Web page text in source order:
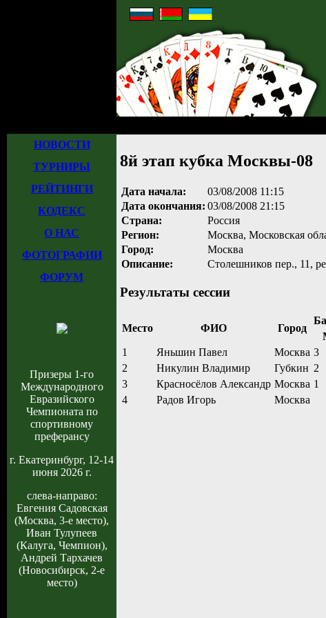
НОВОСТИ
ТУРНИРЫ
РЕЙТИНГИ
КОДЕКС
О НАС
ФОТОГРАФИИ
ФОРУМ
Призеры 1-го
Международного
Евразийского
Чемпионата по
спортивному
преферансу
г. Екатеринбург, 12-14
июня 2026 г.
слева-направо:
Евгения Садовская
(Москва, 3-е место),
Иван Тулупеев
(Калуга, Чемпион),
Андрей Тархачев
(Новосибирск, 2-е
место)
8й этап кубка Москвы-08
Дата начала:
03/08/2008 11:15
Дата окончания: 03/08/2008 21:15
Страна:
Россия
Регион:
Москва, Московская
Город:
Москва
Описание:
Столешников пер., 11,
Результаты сессии
Место ФИО Город
1
Яньшин Павел Москва 3
2
Никулин Владимир Губкин 2
3
Красносёлов Александр Москва 1
4
Радов Игорь Москва